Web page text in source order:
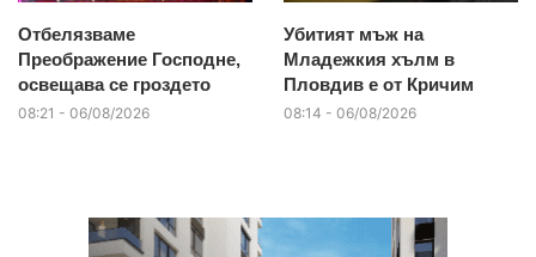
Отбелязваме
Преображение Господне,
освещава се гроздето
08:21 - 06/08/2026
Убитият мъж на
Младежкия хълм в
Пловдив е от Кричим
08:14 - 06/08/2026